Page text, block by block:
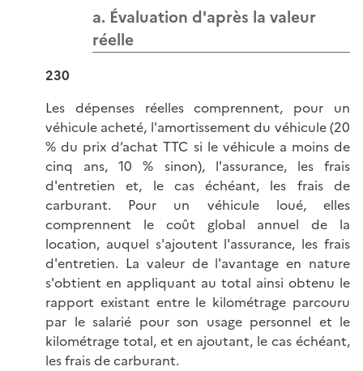
a. Évaluation d'après la valeur
réelle
230
Les dépenses réelles comprennent, pour un
véhicule acheté, l'amortissement du véhicule (20
% du prix d’achat TTC si le véhicule a moins de
cinq ans, 10 % sinon), l'assurance, les frais
d'entretien et, le cas échéant, les frais de
carburant. Pour un véhicule loué, elles
comprennent le coût global annuel de la
location, auquel s'ajoutent l'assurance, les frais
d'entretien. La valeur de l'avantage en nature
s'obtient en appliquant au total ainsi obtenu le
rapport existant entre le kilométrage parcouru
par le salarié pour son usage personnel et le
kilométrage total, et en ajoutant, le cas échéant,
les frais de carburant.